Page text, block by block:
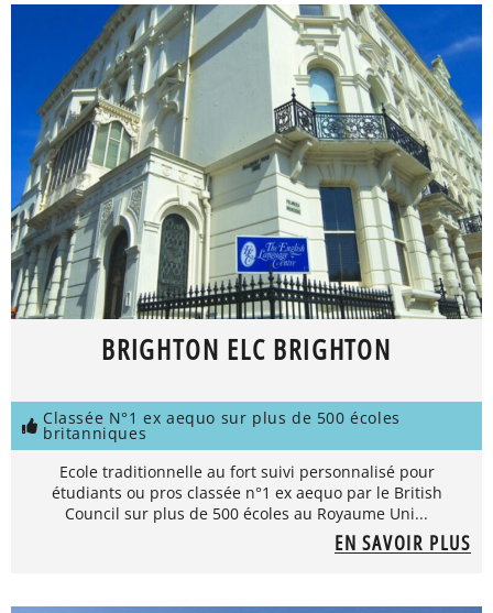
BRIGHTON ELC BRIGHTON
Classée N°1 ex aequo sur plus de 500 écoles
britanniques
Ecole traditionnelle au fort suivi personnalisé pour
étudiants ou pros classée n°1 ex aequo par le British
Council sur plus de 500 écoles au Royaume Uni...
EN SAVOIR PLUS